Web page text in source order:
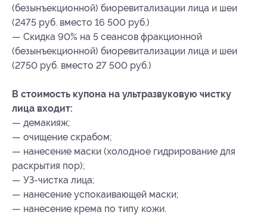
(безынъекционной) биоревитализации лица и шеи
(2475 руб. вместо 16 500 руб.)
— Скидка 90% на 5 сеансов фракционной
(безынъекционной) биоревитализации лица и шеи
(2750 руб. вместо 27 500 руб.)
В стоимость купона на ультразвуковую чистку
лица входит:
— демакияж;
— очищение скрабом;
— нанесение маски (холодное гидрирование для
раскрытия пор);
— УЗ-чистка лица;
— нанесение успокаивающей маски;
— нанесение крема по типу кожи.